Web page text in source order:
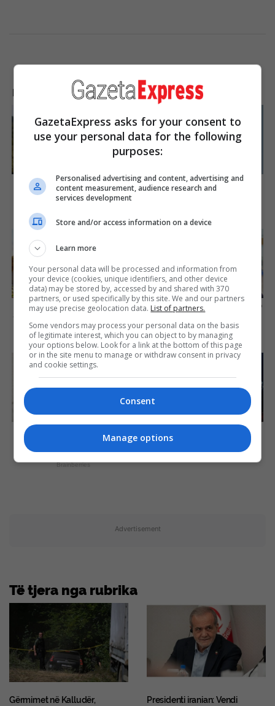
LAJME NGA INTERNETI
Disney’s Live-Action Simba
Was Based On The Cutest
Lion Cub Ever
2025’s Most Impactful
Celebrity Farewells
Did You Notice How Natural
Simba’s Movements Looked
In The Movie?
Brainberries
These Actors Didn't Want To
Share The Spotlight
Brainberries
Tropes Hollywood Invented
That Have Nothing To Do
Brainberries
Iconic '90s Entertainment
Couples We'll Never Forget
Advertisement
Të tjera nga rubrika
Gërmimet në Kalludër,
Presidenti iranian: Vendi
GazetaExpress asks for your consent to
use your personal data for the following
purposes:
Personalised advertising and content, advertising and
content measurement, audience research and
services development
Store and/or access information on a device
Learn more
Your personal data will be processed and information from
your device (cookies, unique identifiers, and other device
data) may be stored by, accessed by and shared with 370
partners, or used specifically by this site. We and our partners
may use precise geolocation data. List of partners.
Some vendors may process your personal data on the basis
of legitimate interest, which you can object to by managing
your options below. Look for a link at the bottom of this page
or in the site menu to manage or withdraw consent in privacy
and cookie settings.
Consent
Manage options